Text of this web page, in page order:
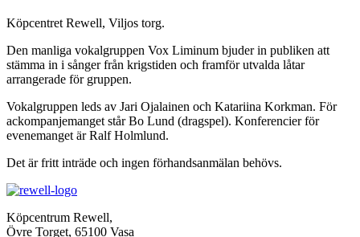
Köpcentret Rewell, Viljos torg.
Den manliga vokalgruppen Vox Liminum bjuder in publiken att
stämma in i sånger från krigstiden och framför utvalda låtar
arrangerade för gruppen.
Vokalgruppen leds av Jari Ojalainen och Katariina Korkman. För
ackompanjemanget står Bo Lund (dragspel). Konferencier för
evenemanget är Ralf Holmlund.
Det är fritt inträde och ingen förhandsanmälan behövs.
Köpcentrum Rewell,
Övre Torget, 65100 Vasa